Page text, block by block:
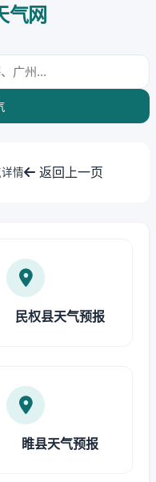
气网
情 返回上一页
民权县天气预报
睢县天气预报